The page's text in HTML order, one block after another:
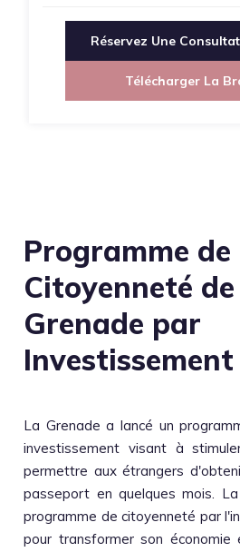
Réservez Une
Télécharger La
Programme de
Citoyenneté
Grenade par
Investissement
La Grenade a lancé un
investissement visant à
permettre aux étrangers
passeport en quelques mois.
programme de citoyenneté par
pour transformer son économie